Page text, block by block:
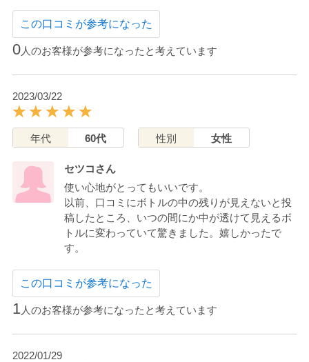
この口コミが参考になった
0人のお客様が参考になったと考えています
2023/03/22
年代 60代 性別 女性
セツコさん
使い心地がとってもいいです。
以前、口コミにボトルの中の残りが見えないと投
稿したところ、いつの間にか中が透けて見えるボ
トルに変わっていて驚きました。嬉しかったで
す。
この口コミが参考になった
1 人のお客様が参考になったと考えています
2022/01/29